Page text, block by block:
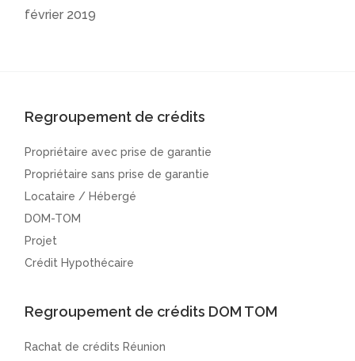
février 2019
Regroupement de crédits
Propriétaire avec prise de garantie
Propriétaire sans prise de garantie
Locataire / Hébergé
DOM-TOM
Projet
Crédit Hypothécaire
Regroupement de crédits DOM TOM
Rachat de crédits Réunion